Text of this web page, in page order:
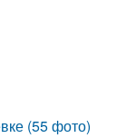
(55 фото)